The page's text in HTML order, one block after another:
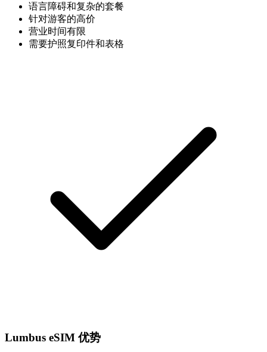
语言障碍和复杂的套餐
针对游客的高价
营业时间有限
需要护照复印件和表格
Lumbus eSIM 优势